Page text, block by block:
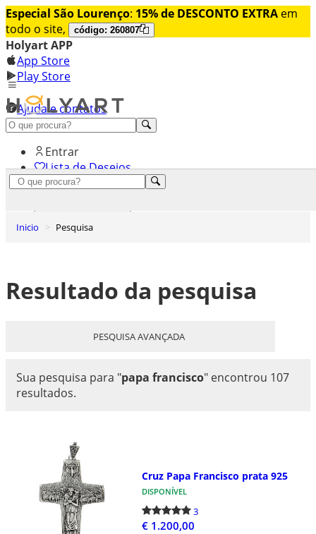
Especial São Lourenço: 15% de DESCONTO EXTRA em
todo o site,
código: 260807
Holyart APP
App Store
Play Store
Ajuda e contatos
Conheça premium
Entrar
Lista de Desejos
Inicio Pesquisa
Resultado da pesquisa
PESQUISA AVANÇADA
Sua pesquisa para "papa francisco" encontrou 107
resultados.
Cruz Papa Francisco prata 925
DISPONÍVEL
3
€ 1.200,00